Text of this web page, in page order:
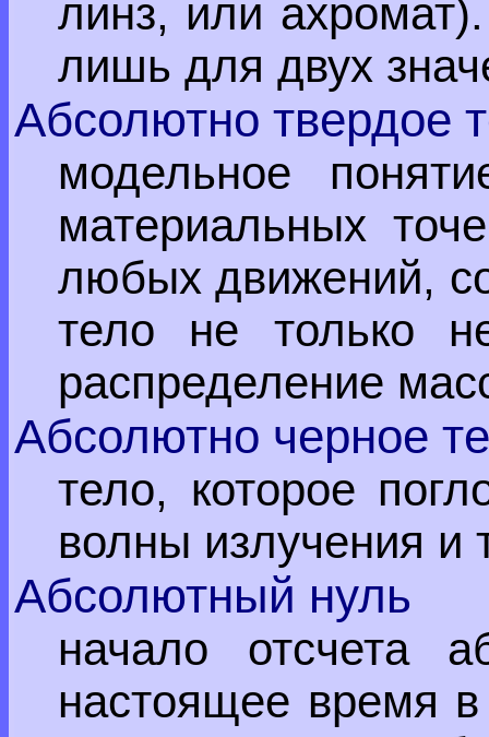
линз, или
лишь для двух
Абсолютно твердое
модельное
материальных
любых движений,
тело не только
распределение
Абсолютно черное
тело, которое
волны излучения и
Абсолютный нуль
начало отсчета
настоящее время в